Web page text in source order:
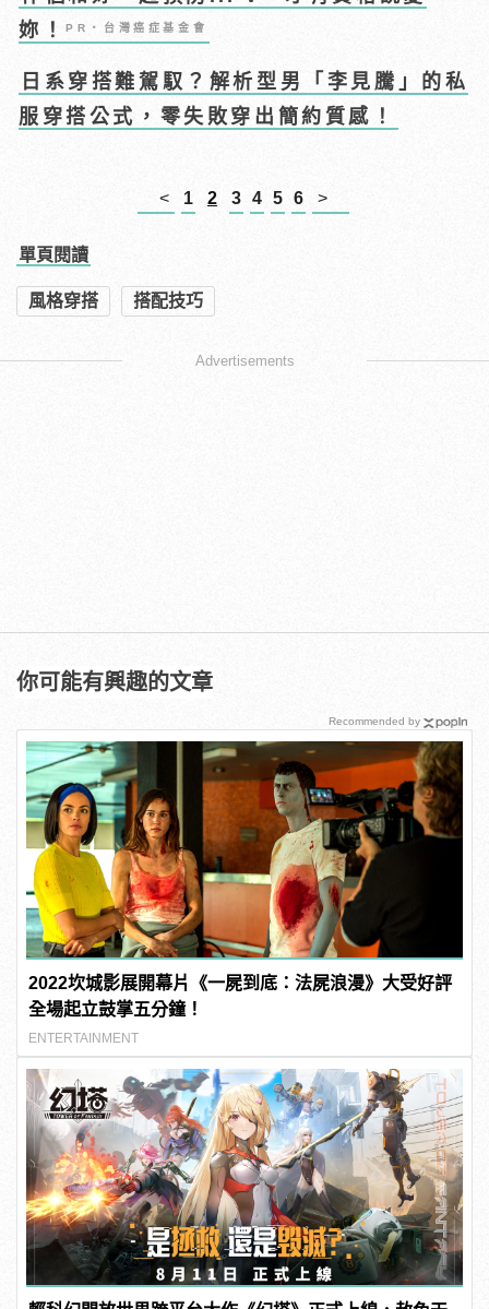
妳！PR・台灣癌症基金會
日系穿搭難駕馭？解析型男「李見騰」的私
服穿搭公式，零失敗穿出簡約質感！
< 1 2 3 4 5 6 >
單頁閱讀
風格穿搭 搭配技巧
Advertisements
你可能有興趣的文章
2022坎城影展開幕片《一屍到底：法屍浪漫》大受好評
全場起立鼓掌五分鐘！
ENTERTAINMENT
Recommended by